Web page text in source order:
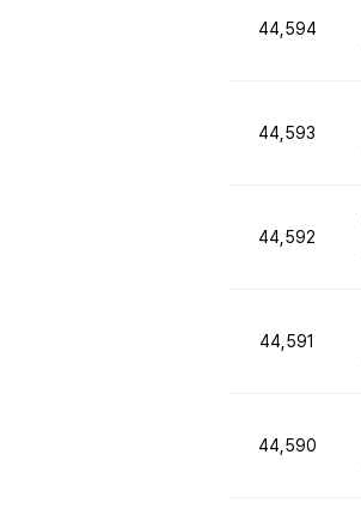
44,594
44,593
44,592
44,591
44,590